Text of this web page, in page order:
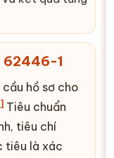
62446-1
hồ sơ cho
Tiêu chuẩn
tiêu chí
tiêu là xác